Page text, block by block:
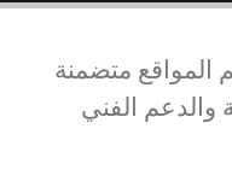
متضمنة
والدعم الفني